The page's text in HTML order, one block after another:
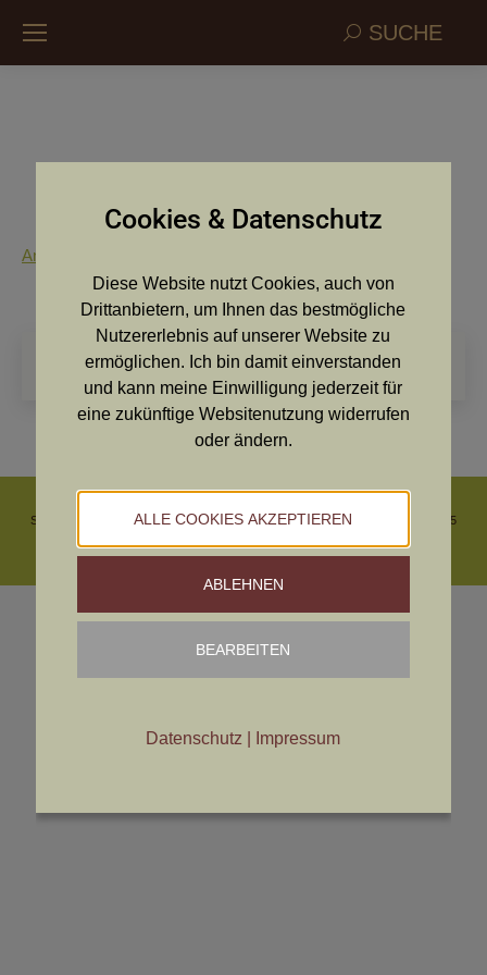
Search:SUCHE
Anmeldung Zuchtschau 2019
Search:
© ÖDLK
Cookies bearbeiten
Sitz des Vereines und Geschäftsstelle: Ing. Martin Artner | Linzerstraße 37 | 3925
Cookies & Datenschutz
Diese Website nutzt Cookies, auch von
Drittanbietern, um Ihnen das bestmögliche
Nutzererlebnis auf unserer Website zu
ermöglichen. Ich bin damit einverstanden
und kann meine Einwilligung jederzeit für
eine zukünftige Websitenutzung widerrufen
oder ändern.
ALLE COOKIES AKZEPTIEREN
ABLEHNEN
BEARBEITEN
Datenschutz Impressum